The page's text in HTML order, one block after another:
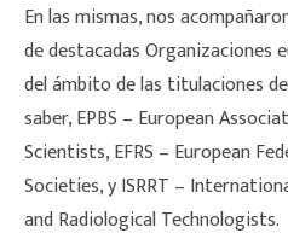
En las mismas, nos
de destacadas Organizaciones
del ámbito de las titulaciones
saber, EPBS – European
Scientists, EFRS – European
Societies, y ISRRT –
and Radiological Technologists.